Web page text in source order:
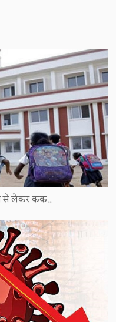
से लेकर कक...